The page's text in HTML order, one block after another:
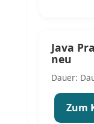
Java
neu
Dauer:
Zum